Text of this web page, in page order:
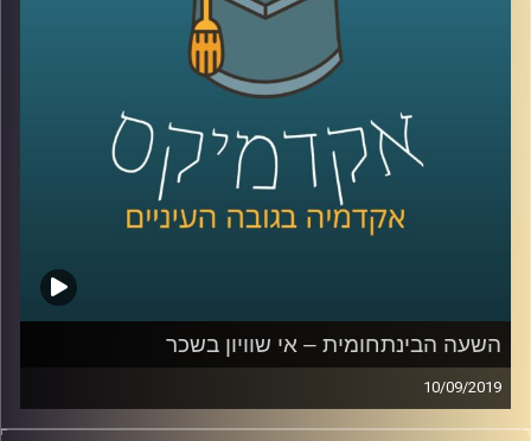
האחרונות אנחנו רואים יותר ויותר מקרים של
שילוב שני התחומים האלו, מה שהתחיל עוד
בשעה מרתקת שהולכת לגלות לכם המון דברים
על העבר וגם על העתיד, ד"ר רויטל הולנדר
מביה"ס אדלסון ליזמות לוקחת אותנו דרך יוהן
סבסטיאן באך, אלן טיורינג, הולגרמות יפניות
וקהילת מוזיקאים בתל אביב לנפלאות הפיתוחים
הטכנולוגיים בתחום המוזיקה
קרדיט תמונות:AudioVersity
השעה הבינתחומית – אי שוויון בשכר
10/09/2019
אפליה מגדרית היא דבר שקיים בהמון תחומי